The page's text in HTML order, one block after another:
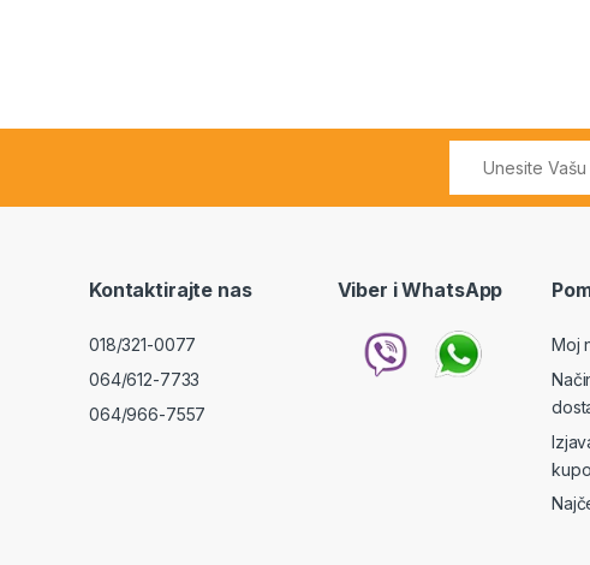
Kontaktirajte nas
018/321-0077
064/612-7733
064/966-7557
Viber i WhatsApp
Moj